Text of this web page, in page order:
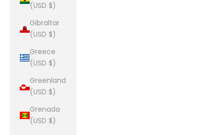
(USD $)
Gibraltar
(USD $)
Greece
(USD $)
Greenland
(USD $)
Grenada
(USD $)